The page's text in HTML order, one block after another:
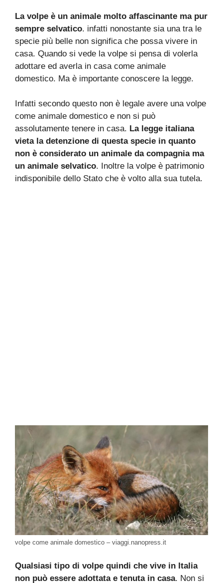
La volpe è un animale molto affascinante ma pur
sempre selvatico. infatti nonostante sia una tra le
specie più belle non significa che possa vivere in
casa. Quando si vede la volpe si pensa di volerla
adottare ed averla in casa come animale
domestico. Ma è importante conoscere la legge.
Infatti secondo questo non è legale avere una volpe
come animale domestico e non si può
assolutamente tenere in casa. La legge italiana
vieta la detenzione di questa specie in quanto
non è considerato un animale da compagnia ma
un animale selvatico. Inoltre la volpe è patrimonio
indisponibile dello Stato che è volto alla sua tutela.
volpe come animale domestico – viaggi.nanopress.it
Qualsiasi tipo di volpe quindi che vive in Italia
non può essere adottata e tenuta in casa. Non si